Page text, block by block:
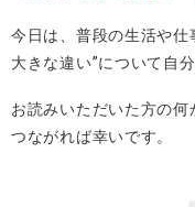
今日は、普段の生活や
大きな違い”について自
お読みいただいた方の
つながれば幸いです。